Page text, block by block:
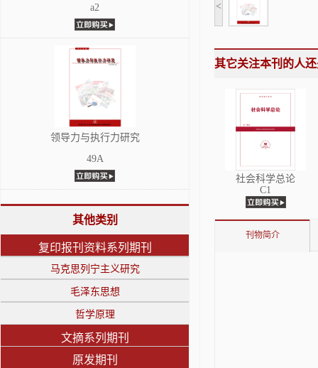
a2
领导力与执行力研究
49A
其他类别
复印报刊资料系列期刊
马克思列宁主义研究
毛泽东思想
哲学原理
文摘系列期刊
原发期刊
<
其它关注本刊的人
社会科学总论
C1
刊物简介